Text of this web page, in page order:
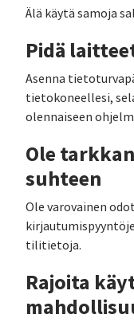
Älä käytä samoja
Pidä
Asenna
tietokoneellesi,
olennaiseen
Ole
suhteen
Ole varovainen
tilitietoja.
Rajoita